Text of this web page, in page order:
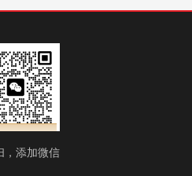
，添加微信